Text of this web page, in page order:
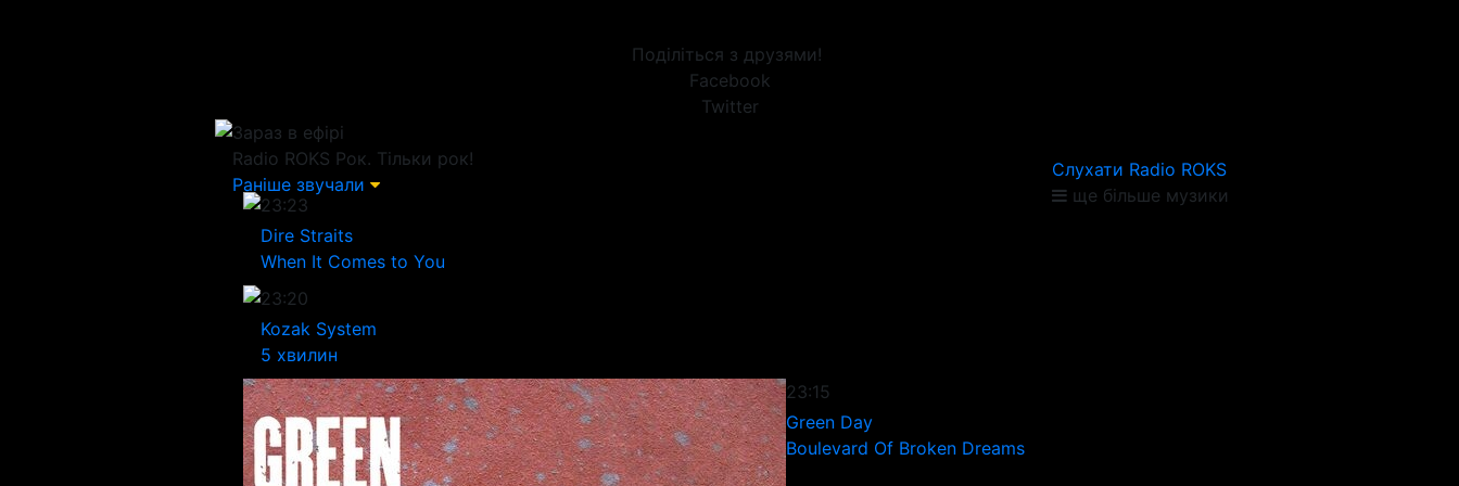
Поділіться з друзями!
Facebook
Twitter
Зараз в ефірі
Radio ROKS Рок. Тільки рок!
Раніше звучали
23:23
Dire Straits
When It Comes to You
23:20
Kozak System
5 хвилин
23:15
Green Day
Boulevard Of Broken Dreams
Слухати Radio ROKS
ще більше музики